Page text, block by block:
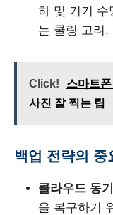
하 및 기기 수
는 쿨링 고려.
Click!
스마트
사진 잘 찍는 팁
백업 전략의 중
클라우드 동
을 복구하기